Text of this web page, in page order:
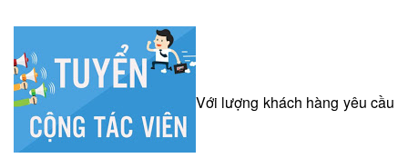
Với lượng khách hàng yêu cầu